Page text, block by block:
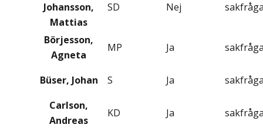
Johansson,
Mattias
SD Nej
Börjesson,
Agneta
MP Ja
Büser, Johan S Ja
Carlson,
Andreas
KD Ja